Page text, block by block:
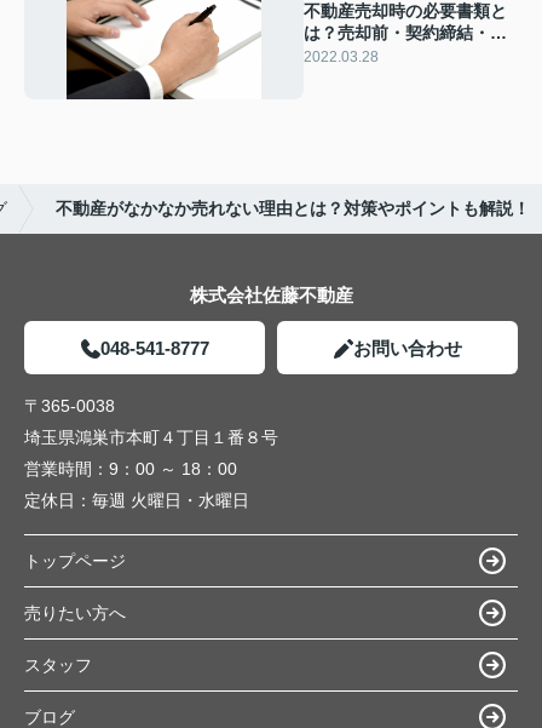
不動産売却時の必要書類と
は？売却前・契約締結・決
済で必要な書類をご紹介
2022.03.28
不動産がなかなか売れない理由とは？対策やポイントも解説！
株式会社佐藤不動産
048-541-8777 お問い合わせ
〒365-0038
埼玉県鴻巣市本町４丁目１番８号
営業時間： 9：00 ～ 18：00
定休日： 毎週 火曜日・水曜日
トップページ
売りたい方へ
スタッフ
ブログ